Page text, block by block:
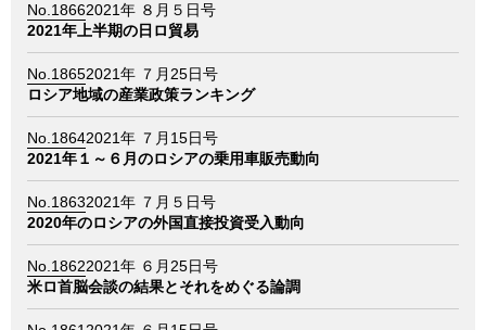
No.18662021年 ８月５日号
2021年上半期の日ロ貿易
No.18652021年 ７月25日号
ロシア地域の産業政策ランキング
No.18642021年 ７月15日号
2021年１～６月のロシアの乗用車販売動向
No.18632021年 ７月５日号
2020年のロシアの外国直接投資受入動向
No.18622021年 ６月25日号
米ロ首脳会談の結果とそれをめぐる論調